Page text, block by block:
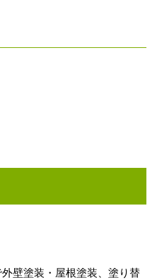
壁塗装・屋根塗装、塗り替